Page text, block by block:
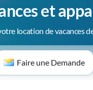
et
location de vacances
Faire une Demande